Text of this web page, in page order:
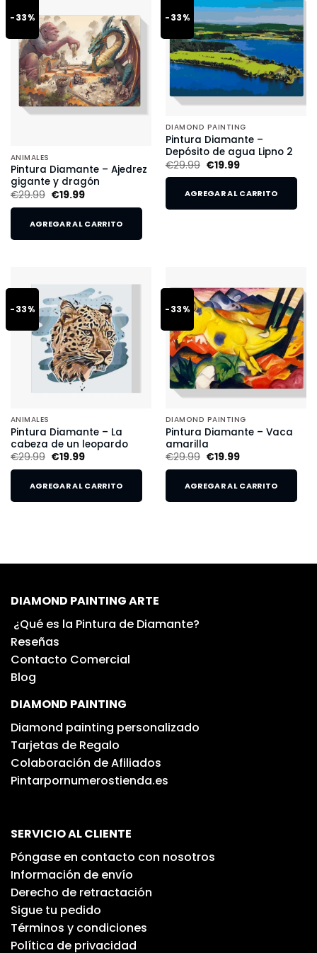
-33%
ANIMALES
Pintura Diamante – Ajedrez
gigante y dragón
€29.99 €19.99
AGREGAR AL CARRITO
-33%
DIAMOND PAINTING
Pintura Diamante –
Depósito de agua Lipno 2
€29.99 €19.99
AGREGAR AL CARRITO
-33%
ANIMALES
Pintura Diamante – La
cabeza de un leopardo
€29.99 €19.99
AGREGAR AL CARRITO
-33%
DIAMOND PAINTING
Pintura Diamante – Vaca
amarilla
€29.99 €19.99
AGREGAR AL CARRITO
DIAMOND PAINTING ARTE
¿Qué es la Pintura de Diamante?
Reseñas
Contacto Comercial
Blog
DIAMOND PAINTING
Diamond painting personalizado
Tarjetas de Regalo
Colaboración de Afiliados
Pintarpornumerostienda.es
SERVICIO AL CLIENTE
Póngase en contacto con nosotros
Información de envío
Derecho de retractación
Sigue tu pedido
Términos y condiciones
Política de privacidad